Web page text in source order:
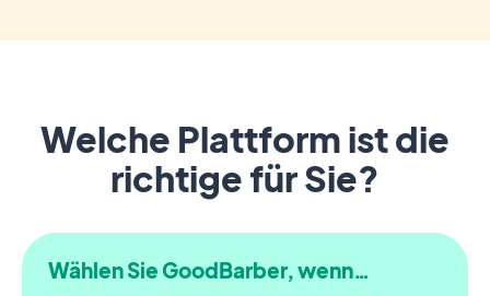
Welche Plattform ist die
richtige für Sie?
Wählen Sie GoodBarber, wenn…